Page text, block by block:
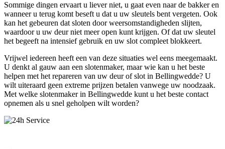
Sommige dingen ervaart u liever niet, u gaat even naar de bakker en
wanneer u terug komt beseft u dat u uw sleutels bent vergeten. Ook
kan het gebeuren dat sloten door weersomstandigheden slijten,
waardoor u uw deur niet meer open kunt krijgen. Of dat uw sleutel
het begeeft na intensief gebruik en uw slot compleet blokkeert.
Vrijwel iedereen heeft een van deze situaties wel eens meegemaakt.
U denkt al gauw aan een slotenmaker, maar wie kan u het beste
helpen met het repareren van uw deur of slot in Bellingwedde? U
wilt uiteraard geen extreme prijzen betalen vanwege uw noodzaak.
Met welke slotenmaker in Bellingwedde kunt u het beste contact
opnemen als u snel geholpen wilt worden?